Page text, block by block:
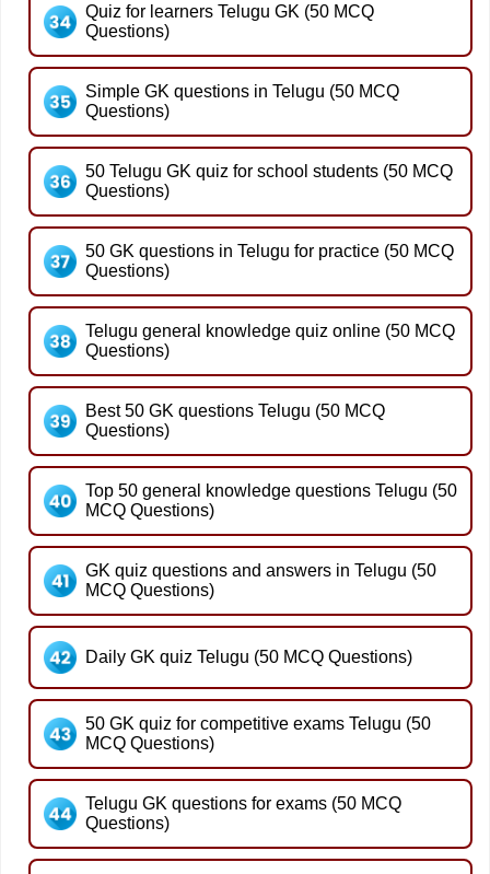
Quiz for learners Telugu GK (50 MCQ
Questions)
Simple GK questions in Telugu (50 MCQ
Questions)
50 Telugu GK quiz for school students (50 MCQ
Questions)
50 GK questions in Telugu for practice (50 MCQ
Questions)
Telugu general knowledge quiz online (50 MCQ
Questions)
Best 50 GK questions Telugu (50 MCQ
Questions)
Top 50 general knowledge questions Telugu (50
MCQ Questions)
GK quiz questions and answers in Telugu (50
MCQ Questions)
Daily GK quiz Telugu (50 MCQ Questions)
50 GK quiz for competitive exams Telugu (50
MCQ Questions)
Telugu GK questions for exams (50 MCQ
Questions)